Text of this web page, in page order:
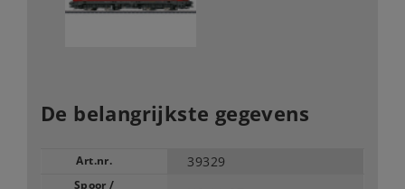
De belangrijkste gegevens
Art.nr. 39329
Spoor /